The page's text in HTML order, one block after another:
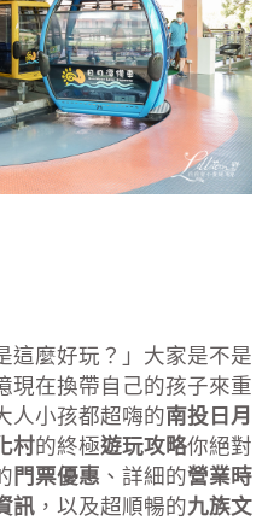
這麼好玩？」大家是不是
現在換帶自己的孩子來重
人小孩都超嗨的南投日月
村的終極遊玩攻略你絕對
門票優惠 、詳細的營業時
訊 ，以及超順暢的九族文